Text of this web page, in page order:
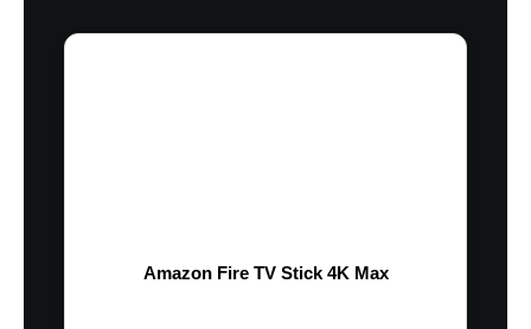
Amazon Fire TV Stick 4K Max